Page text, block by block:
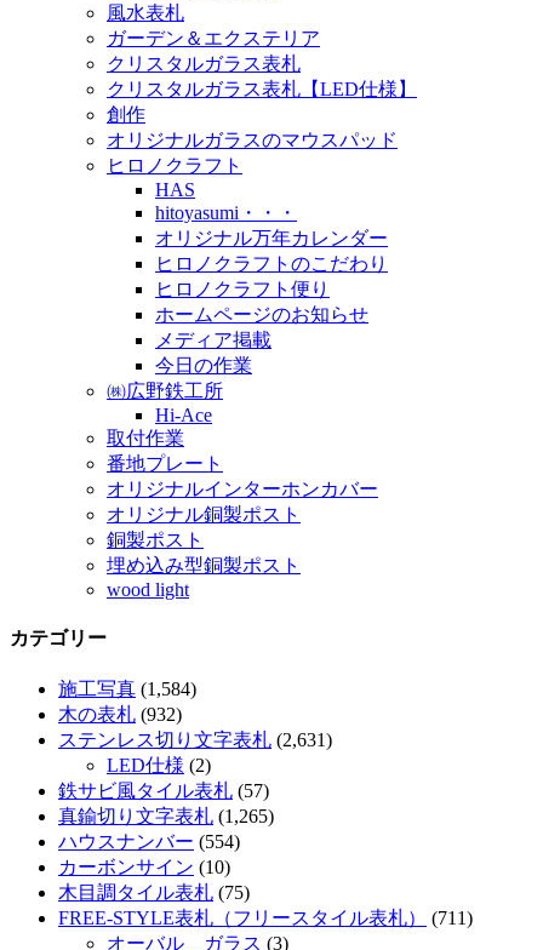
風水表札
ガーデン＆エクステリア
クリスタルガラス表札
クリスタルガラス表札【LED仕様】
創作
オリジナルガラスのマウスパッド
ヒロノクラフト
HAS
hitoyasumi・・・
オリジナル万年カレンダー
ヒロノクラフトのこだわり
ヒロノクラフト便り
ホームページのお知らせ
メディア掲載
今日の作業
㈱広野鉄工所
Hi-Ace
取付作業
番地プレート
オリジナルインターホンカバー
オリジナル銅製ポスト
銅製ポスト
埋め込み型銅製ポスト
wood light
カテゴリー
施工写真 (1,584)
木の表札 (932)
ステンレス切り文字表札 (2,631)
LED仕様 (2)
鉄サビ風タイル表札 (57)
真鍮切り文字表札 (1,265)
ハウスナンバー (554)
カーボンサイン (10)
木目調タイル表札 (75)
FREE-STYLE表札（フリースタイル表札）
(711)
オーバル ガラス (3)